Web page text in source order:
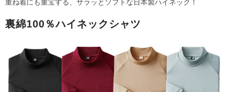
重ね着にも重宝する、サラッとソフトな日本製ハイネック！
裏綿100％ハイネックシャツ